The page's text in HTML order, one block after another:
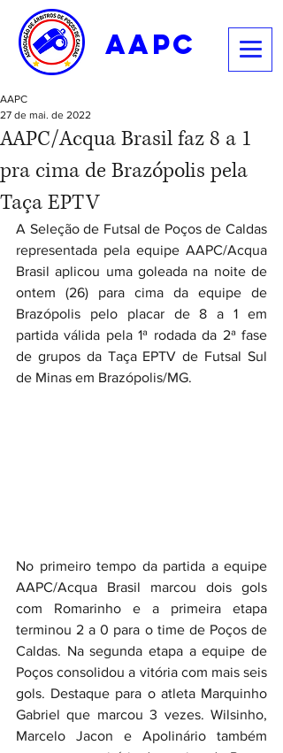
aapc
AAPC/Acqua Brasil faz 8 a 1
pra cima de Brazópolis pela
Taça EPTV
AAPC
27 de mai. de 2022
A Seleção de Futsal de Poços de Caldas
representada pela equipe AAPC/Acqua
Brasil aplicou uma goleada na noite de
ontem (26) para cima da equipe de
Brazópolis pelo placar de 8 a 1 em
partida válida pela 1ª rodada da 2ª fase
de grupos da Taça EPTV de Futsal Sul
de Minas em Brazópolis/MG.
No primeiro tempo da partida a equipe
AAPC/Acqua Brasil marcou dois gols
com Romarinho e a primeira etapa
terminou 2 a 0 para o time de Poços de
Caldas. Na segunda etapa a equipe de
Poços consolidou a vitória com mais seis
gols. Destaque para o atleta Marquinho
Gabriel que marcou 3 vezes. Wilsinho,
Marcelo Jacon e Apolinário também